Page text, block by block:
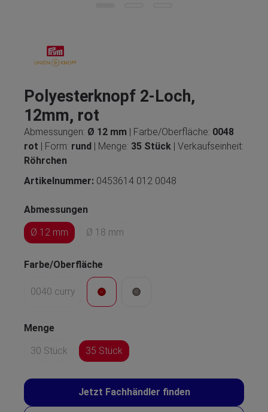
Polyesterknopf 2-Loch,
12mm, rot
Abmessungen: Ø 12 mm | Farbe/Oberfläche: 0048
rot | Form: rund | Menge: 35 Stück | Verkaufseinheit:
Röhrchen
Artikelnummer: 0453614 012 0048
Abmessungen
Ø 12 mm
Ø 18 mm
Farbe/Oberfläche
0040 curry
Menge
30 Stück
35 Stück
Jetzt Fachhändler finden